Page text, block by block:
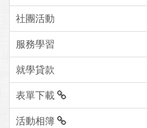
社團活動
服務學習
就學貸款
表單下載
活動相簿